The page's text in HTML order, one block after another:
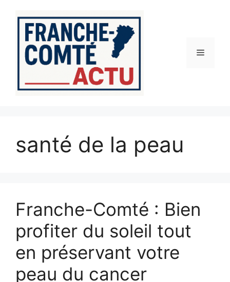
contenu
Menu
santé de la peau
Franche-Comté : Bien
profiter du soleil tout
en préservant votre
peau du cancer